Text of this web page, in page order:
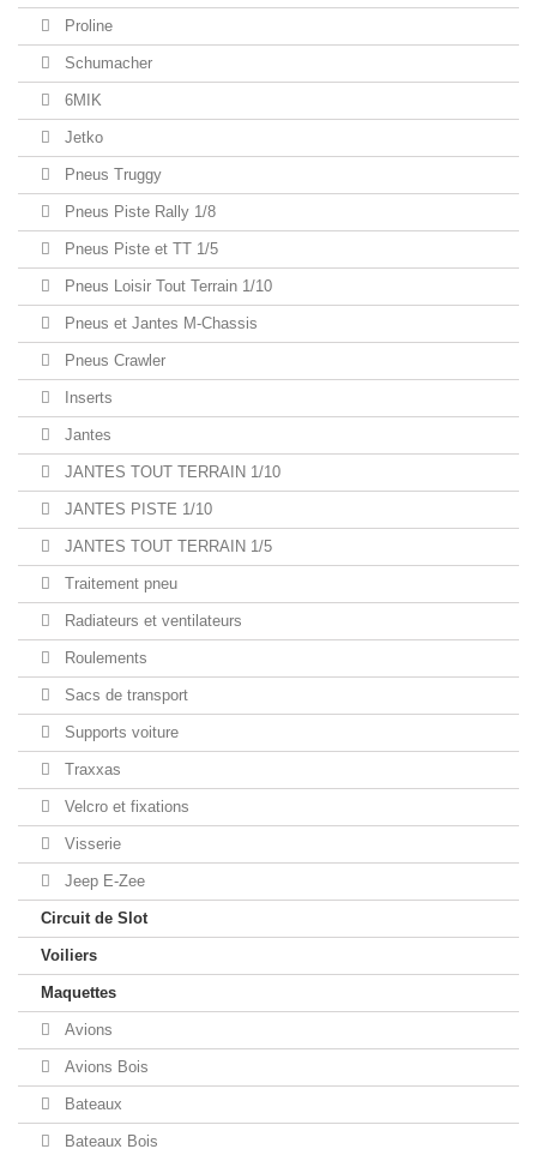
Proline
Schumacher
6MIK
Jetko
Pneus Truggy
Pneus Piste Rally 1/8
Pneus Piste et TT 1/5
Pneus Loisir Tout Terrain 1/10
Pneus et Jantes M-Chassis
Pneus Crawler
Inserts
Jantes
JANTES TOUT TERRAIN 1/10
JANTES PISTE 1/10
JANTES TOUT TERRAIN 1/5
Traitement pneu
Radiateurs et ventilateurs
Roulements
Sacs de transport
Supports voiture
Traxxas
Velcro et fixations
Visserie
Jeep E-Zee
Circuit de Slot
Voiliers
Maquettes
Avions
Avions Bois
Bateaux
Bateaux Bois